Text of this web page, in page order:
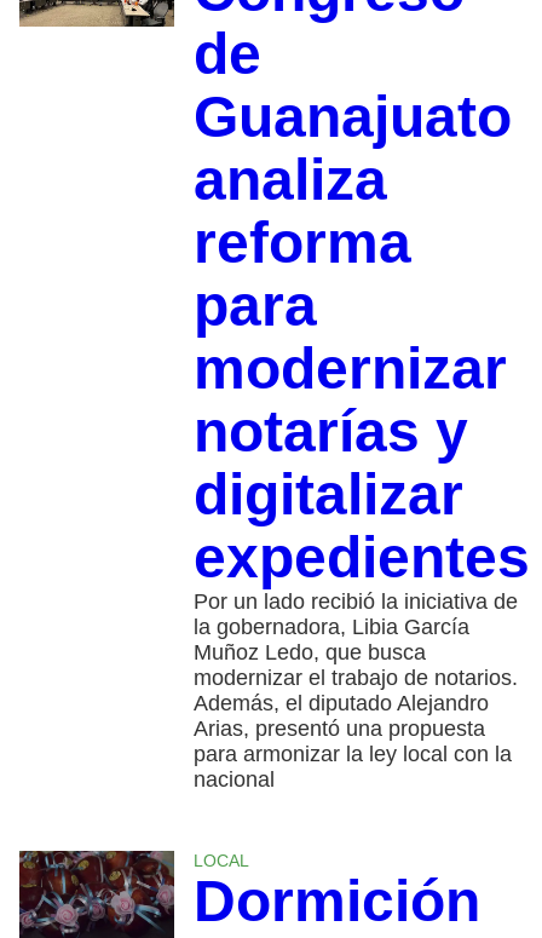
de
Guanajuato
analiza
reforma
para
modernizar
notarías y
digitalizar
expedientes
Por un lado recibió la iniciativa de
la gobernadora, Libia García
Muñoz Ledo, que busca
modernizar el trabajo de notarios.
Además, el diputado Alejandro
Arias, presentó una propuesta
para armonizar la ley local con la
nacional
LOCAL
Dormición